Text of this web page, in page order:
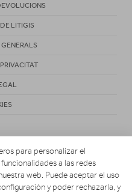
LITIGIS
para personalizar el
a las redes
web. Puede aceptar el uso
y poder rechazarla, y